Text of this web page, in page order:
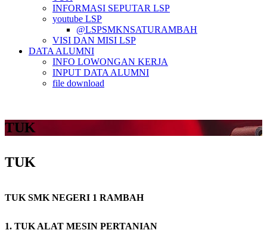
INFORMASI SEPUTAR LSP
youtube LSP
@LSPSMKNSATURAMBAH
VISI DAN MISI LSP
DATA ALUMNI
INFO LOWONGAN KERJA
INPUT DATA ALUMNI
file download
TUK
TUK
TUK SMK NEGERI 1 RAMBAH
1. TUK ALAT MESIN PERTANIAN